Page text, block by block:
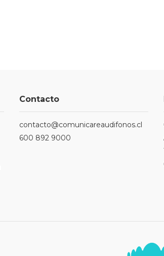
Contacto
contacto@comunicareaudifonos.cl
600 892 9000